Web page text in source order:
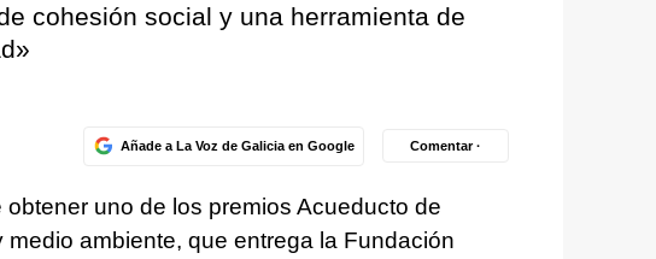
cohesión social y una herramienta de
Añade a La Voz de Galicia en Google Comentar ·
uno de los premios Acueducto de
ambiente, que entrega la Fundación